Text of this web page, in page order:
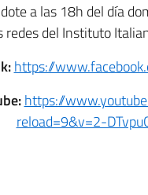
a las 18h del día
redes del Instituto
https://
https://
reload=9&v=2-